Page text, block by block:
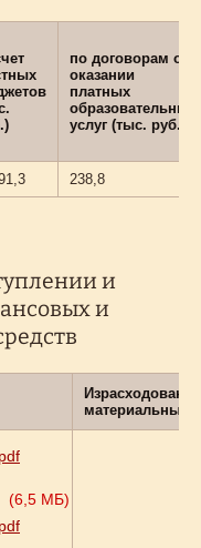
по договорам об
оказании
платных
образовательных
услуг (тыс. руб.)
238,8
и
и
материальные
(6,5 МБ)